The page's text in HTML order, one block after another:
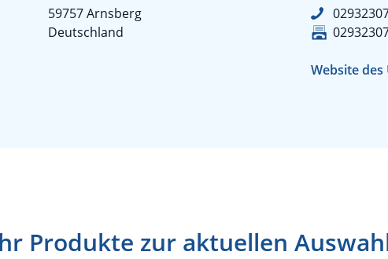
59757 Arnsberg
Deutschland
Website
Produkte zur aktuellen